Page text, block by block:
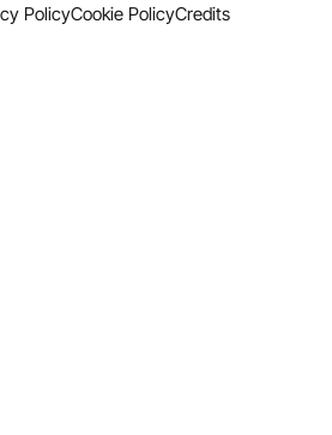
PolicyCookie PolicyCredits